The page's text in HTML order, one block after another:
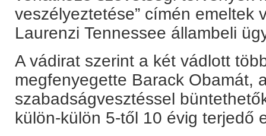
veszélyeztetése” címén emeltek
Laurenzi Tennessee állambeli
A vádirat szerint a két vádlott
megfenyegette Barack Obamát,
szabadságvesztéssel
külön-külön 5-től 10 évig terjedő